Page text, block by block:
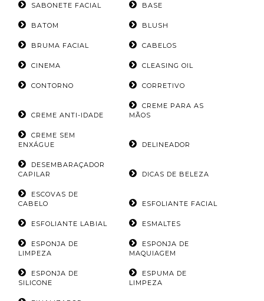
SABONETE FACIAL BASE
BATOM BLUSH
BRUMA FACIAL CABELOS
CINEMA CLEASING OIL
CONTORNO CORRETIVO
CREME ANTI-IDADE
CREME PARA AS
MÃOS
CREME SEM
ENXÁGUE
DELINEADOR
DESEMBARAÇADOR
CAPILAR
DICAS DE BELEZA
ESCOVAS DE
CABELO
ESFOLIANTE FACIAL
ESFOLIANTE LABIAL ESMALTES
ESPONJA DE
LIMPEZA
ESPONJA DE
MAQUIAGEM
ESPONJA DE
SILICONE
ESPUMA DE
LIMPEZA